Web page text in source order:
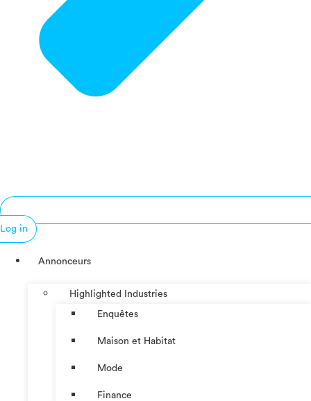
Log in
Annonceurs
Highlighted Industries
Enquêtes
Maison et Habitat
Mode
Finance